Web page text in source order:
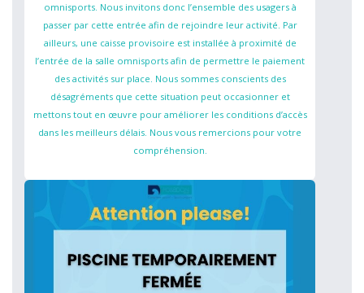
omnisports. Nous invitons donc l’ensemble des usagers à
passer par cette entrée afin de rejoindre leur activité. Par
ailleurs, une caisse provisoire est installée à proximité de
l’entrée de la salle omnisports afin de permettre le paiement
des activités sur place. Nous sommes conscients des
désagréments que cette situation peut occasionner et
mettons tout en œuvre pour améliorer les conditions d’accès
dans les meilleurs délais. Nous vous remercions pour votre
compréhension.